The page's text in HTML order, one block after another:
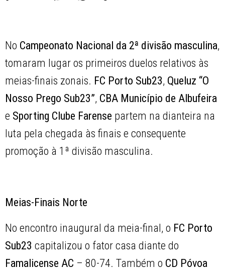
No Campeonato Nacional da 2ª divisão masculina,
tomaram lugar os primeiros duelos relativos às
meias-finais zonais. FC Porto Sub23, Queluz “O
Nosso Prego Sub23”, CBA Município de Albufeira
e Sporting Clube Farense partem na dianteira na
luta pela chegada às finais e consequente
promoção à 1ª divisão masculina.
Meias-Finais Norte
No encontro inaugural da meia-final, o FC Porto
Sub23 capitalizou o fator casa diante do
Famalicense AC – 80-74. Também o CD Póvoa